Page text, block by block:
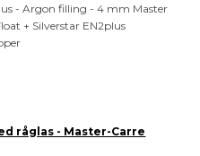
- Argon filling - 4 mm Master
+ Silverstar EN2plus
råglas - Master-Carre